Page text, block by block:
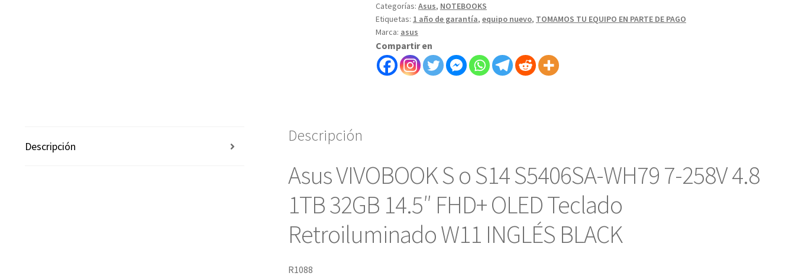
S5406SA-
WH79
7-
258V
4.8
Retroiluminado
W11
INGLÉS
BLACK-
art
10000081a1
Categorías: Asus, NOTEBOOKS
Etiquetas: 1 año de garantía, equipo nuevo, TOMAMOS TU EQUIPO EN PARTE DE PAGO
Marca: asus
Compartir en
Descripción
Descripción
Asus VIVOBOOK S o S14 S5406SA-WH79 7-258V 4.8
1TB 32GB 14.5″ FHD+ OLED Teclado
Retroiluminado W11 INGLÉS BLACK
R1088